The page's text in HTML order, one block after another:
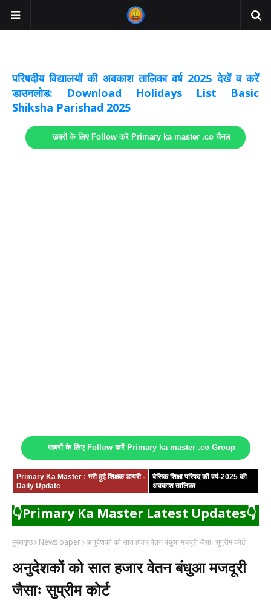
परिषदीय विद्यालयों की अवकाश तालिका वर्ष 2025 देखें व करें
डाउनलोड: Download Holidays List Basic
Shiksha Parishad 2025
खबरों के लिए Follow करें Primary ka master .co चैनल
खबरों के लिए Follow करें Primary ka master .co Group
Primary Ka Master : भरी हुई शिक्षक डायरी -
Daily Update
बेसिक शिक्षा परिषद की वर्ष-2025 की
अवकाश तालिका
👇Primary Ka Master Latest Updates👇
मुख्यपृष्ठ News paper अनुदेशकों को सात हजार वेतन बंधुआ मजदूरी जैसाः सुप्रीम कोर्ट
अनुदेशकों को सात हजार वेतन बंधुआ मजदूरी
जैसाः सुप्रीम कोर्ट